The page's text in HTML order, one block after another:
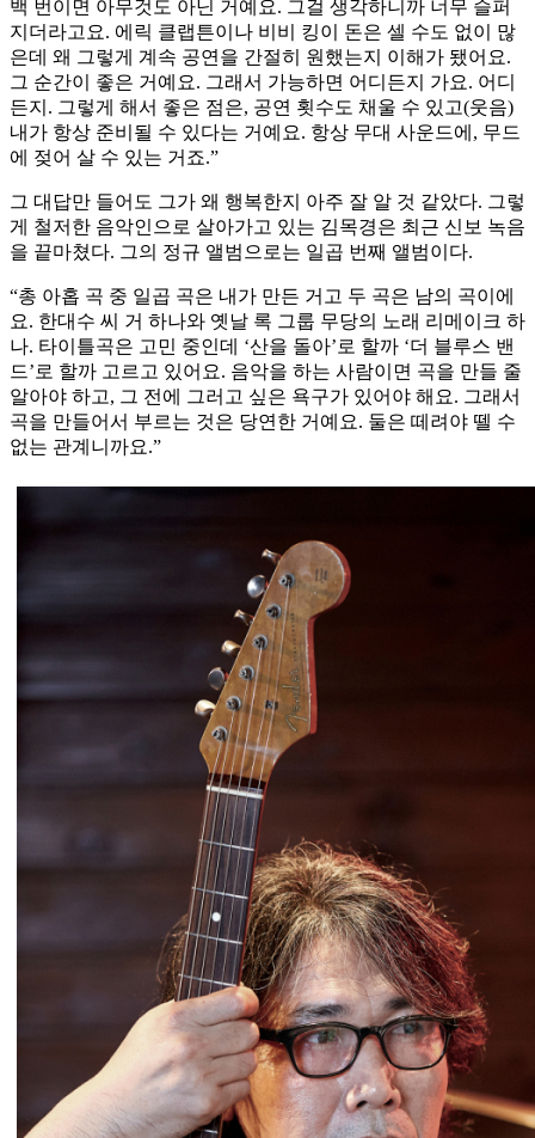
백 번이면 아무것도 아닌 거예요. 그걸 생각하니까 너무 슬퍼
지더라고요. 에릭 클랩튼이나 비비 킹이 돈은 셀 수도 없이 많
은데 왜 그렇게 계속 공연을 간절히 원했는지 이해가 됐어요.
그 순간이 좋은 거예요. 그래서 가능하면 어디든지 가요. 어디
든지. 그렇게 해서 좋은 점은, 공연 횟수도 채울 수 있고(웃음)
내가 항상 준비될 수 있다는 거예요. 항상 무대 사운드에, 무드
에 젖어 살 수 있는 거죠.”
그 대답만 들어도 그가 왜 행복한지 아주 잘 알 것 같았다. 그렇
게 철저한 음악인으로 살아가고 있는 김목경은 최근 신보 녹음
을 끝마쳤다. 그의 정규 앨범으로는 일곱 번째 앨범이다.
“총 아홉 곡 중 일곱 곡은 내가 만든 거고 두 곡은 남의 곡이에
요. 한대수 씨 거 하나와 옛날 록 그룹 무당의 노래 리메이크 하
나. 타이틀곡은 고민 중인데 ‘산을 돌아’로 할까 ‘더 블루스 밴
드’로 할까 고르고 있어요. 음악을 하는 사람이면 곡을 만들 줄
알아야 하고, 그 전에 그러고 싶은 욕구가 있어야 해요. 그래서
곡을 만들어서 부르는 것은 당연한 거예요. 둘은 떼려야 뗄 수
없는 관계니까요.”